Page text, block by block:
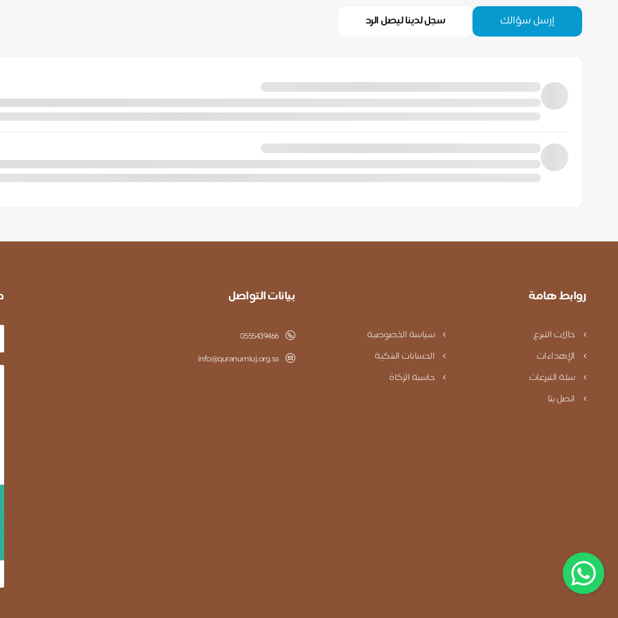
إرسل سؤالك سجل لدينا ليصل الرد
روابط هامة
حالات التبرع
سياسة الخصوصية
الإهداءات
الحسابات البنكية
سلة التبرعات
حاسبة الزكاة
اتصل بنا
بيانات التواصل
0555439466
info@quranumluj.org.sa